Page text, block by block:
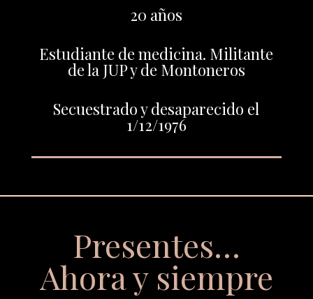
20 años
Estudiante de medicina. Militante
de la JUP y de Montoneros
Secuestrado y desaparecido el
1/12/1976
Presentes…
Ahora y siempre